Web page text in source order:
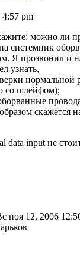
pm
можно ли
системник
Я прозвонил и
узнать,
нормальной
со шлейфом);
скажется
data input не
ноя 12, 2006